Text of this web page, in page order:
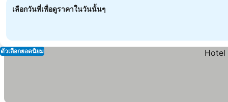
เลือกวันที่เพื่อดูราคาในวันนั้นๆ
ตัวเลือกยอดนิยม